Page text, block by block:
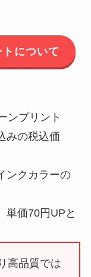
について
ンプリント
みの税込価
ンクカラーの
単価70円UPと
高品質では